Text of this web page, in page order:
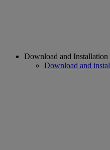
Download and Installation
Download and